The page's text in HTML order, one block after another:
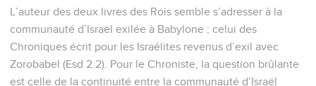
L’auteur des deux livres des Rois semble s’adresser à la
communauté d’Israël exilée à Babylone ; celui des
Chroniques écrit pour les Israélites revenus d’exil avec
Zorobabel (Esd 2.2). Pour le Chroniste, la question brûlante
est celle de la continuité entre la communauté d’Israël